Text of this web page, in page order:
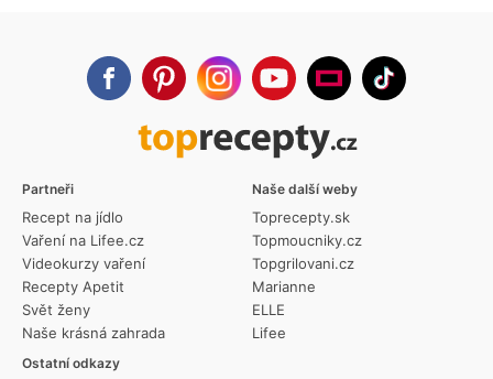
Partneři
Recept na jídlo
Vaření na Lifee.cz
Videokurzy vaření
Recepty Apetit
Svět ženy
Naše krásná zahrada
Ostatní odkazy
Naše další weby
Toprecepty.sk
Topmoucniky.cz
Topgrilovani.cz
Marianne
ELLE
Lifee